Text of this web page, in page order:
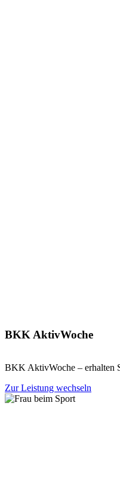
BKK AktivWoche
BKK AktivWoche – erhalten
Zur Leistung wechseln